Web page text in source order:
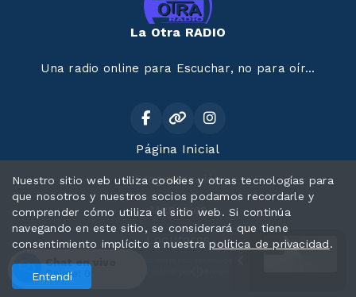
La Otra RADIO
Una radio online para Escuchar, no para oír...
Página Inicial
Programación
Mensajes
Locutores
Nuestro sitio web utiliza cookies y otras tecnologías para
que nosotros y nuestros socios podamos recordarle y
comprender cómo utiliza el sitio web. Si continúa
navegando en este sitio, se considerará que tiene
consentimiento implícito a nuestrapolítica de privacidad.
Entendí
Chat en vivo
Online: